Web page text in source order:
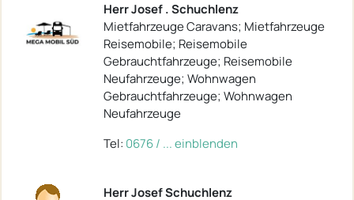
Herr Josef . Schuchlenz
Mietfahrzeuge Caravans; Mietfahrzeuge
Reisemobile; Reisemobile
Gebrauchtfahrzeuge; Reisemobile
Neufahrzeuge; Wohnwagen
Gebrauchtfahrzeuge; Wohnwagen
Neufahrzeuge
Tel: 0676 / ... einblenden
Herr Josef Schuchlenz